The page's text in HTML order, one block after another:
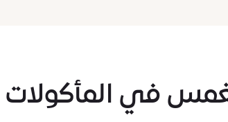
في المأكولات